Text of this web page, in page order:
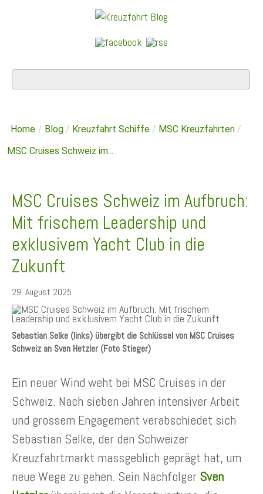
Home / Blog / Kreuzfahrt Schiffe / MSC Kreuzfahrten /
MSC Cruises Schweiz im...
MSC Cruises Schweiz im Aufbruch:
Mit frischem Leadership und
exklusivem Yacht Club in die
Zukunft
29. August 2025
Sebastian Selke (links) übergibt die Schlüssel von MSC Cruises
Schweiz an Sven Hetzler (Foto Stieger)
Ein neuer Wind weht bei MSC Cruises in der
Schweiz. Nach sieben Jahren intensiver Arbeit
und grossem Engagement verabschiedet sich
Sebastian Selke, der den Schweizer
Kreuzfahrtmarkt massgeblich geprägt hat, um
neue Wege zu gehen. Sein Nachfolger Sven